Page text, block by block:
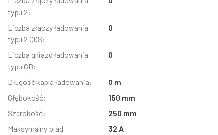
typu 2:
Liczba złączy ładowania
typu 2 CCS:
0
Liczba gniazd ładowania
typu GB:
0
Długość kabla ładowania:
0 m
Głębokość:
150 mm
Szerokość:
250 mm
Maksymalny prąd
32 A